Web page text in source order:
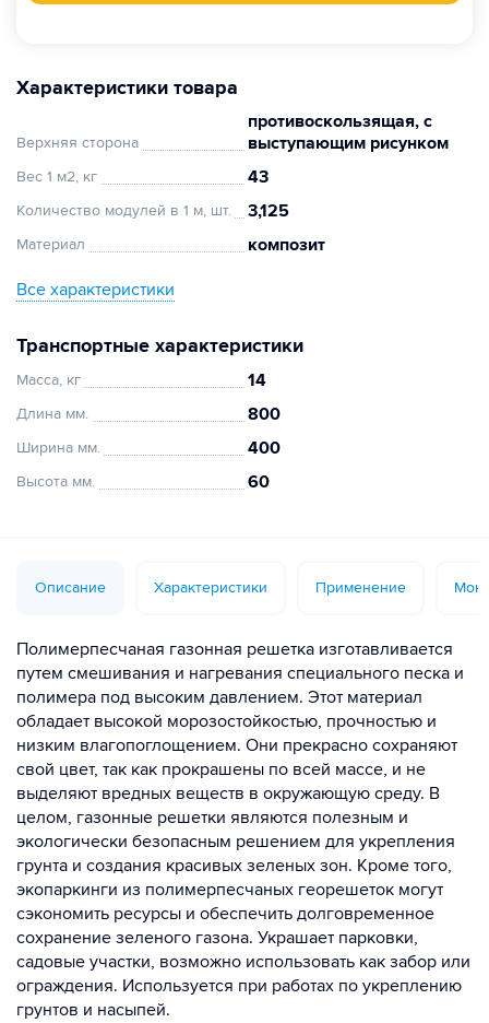
Характеристики товара
Верхняя сторона
противоскользящая, с
выступающим рисунком
Вес 1 м2, кг 43
Количество модулей в 1 м, шт. 3,125
Материал композит
Все характеристики
Транспортные характеристики
Масса, кг 14
Длина мм. 800
Ширина мм. 400
Высота мм. 60
Описание Характеристики Применение
Полимерпесчаная газонная решетка изготавливается
путем смешивания и нагревания специального песка и
полимера под высоким давлением. Этот материал
обладает высокой морозостойкостью, прочностью и
низким влагопоглощением. Они прекрасно сохраняют
свой цвет, так как прокрашены по всей массе, и не
выделяют вредных веществ в окружающую среду. В
целом, газонные решетки являются полезным и
экологически безопасным решением для укрепления
грунта и создания красивых зеленых зон. Кроме того,
экопаркинги из полимерпесчаных георешеток могут
сэкономить ресурсы и обеспечить долговременное
сохранение зеленого газона. Украшает парковки,
садовые участки, возможно использовать как забор или
ограждения. Используется при работах по укреплению
грунтов и насыпей.